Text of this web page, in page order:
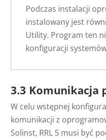
Podczas instalacji
instalowany jest
Utility. Program ten
konfiguracji systemów
3.3 Komunikacja
W celu wstępnej
komunikacji z
Solinst, RRL 5 musi być